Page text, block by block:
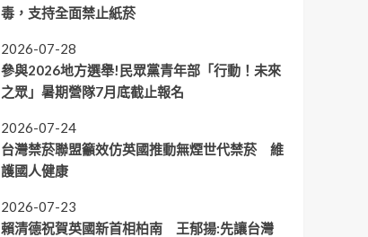
毒，支持全面禁止紙菸
2026-07-28
參與2026地方選舉!民眾黨青年部「行動！未來
之眾」暑期營隊7月底截止報名
2026-07-24
台灣禁菸聯盟籲效仿英國推動無煙世代禁菸 維
護國人健康
2026-07-23
賴清德祝賀英國新首相柏南 王郁揚:先讓台灣